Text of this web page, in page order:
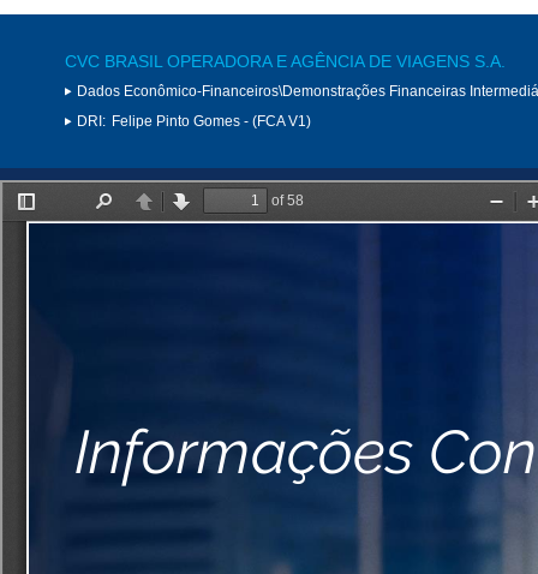
CVC BRASIL OPERADORA E AGÊNCIA DE VIAGENS S.A.
Dados Econômico-Financeiros\Demonstrações Financeiras
DRI: Felipe Pinto Gomes - (FCA V1)